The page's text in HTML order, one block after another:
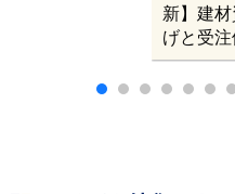
新】建
げと受
｜塗料
ンナー
ーフィ
と材料